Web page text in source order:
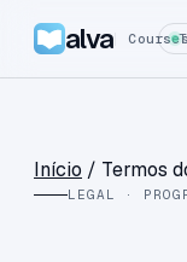
alva
Início / Termos
LEGAL ·